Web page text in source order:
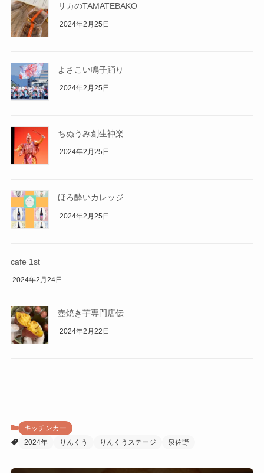
リカのTAMATEBAKO
2024年2月25日
よさこい鳴子踊り
2024年2月25日
ちぬうみ創生神楽
2024年2月25日
ほろ酔いカレッジ
2024年2月25日
cafe 1st
2024年2月24日
壺焼き芋専門店伝
2024年2月22日
キッチンカー
2024年
りんくう りんくうステージ 泉佐野